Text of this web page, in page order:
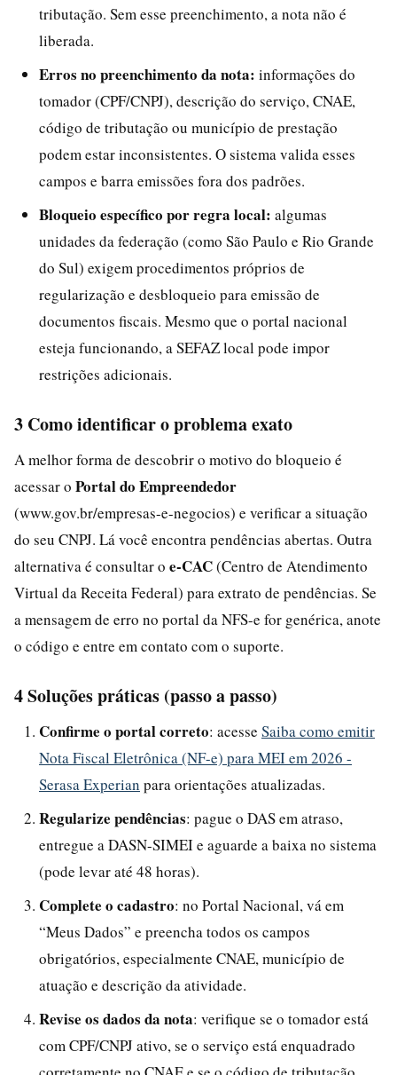
tributação. Sem esse preenchimento, a nota não é
liberada.
Erros no preenchimento da nota: informações do
tomador (CPF/CNPJ), descrição do serviço, CNAE,
código de tributação ou município de prestação
podem estar inconsistentes. O sistema valida esses
campos e barra emissões fora dos padrões.
Bloqueio específico por regra local: algumas
unidades da federação (como São Paulo e Rio Grande
do Sul) exigem procedimentos próprios de
regularização e desbloqueio para emissão de
documentos fiscais. Mesmo que o portal nacional
esteja funcionando, a SEFAZ local pode impor
restrições adicionais.
3 Como identificar o problema exato
A melhor forma de descobrir o motivo do bloqueio é
acessar o Portal do Empreendedor
(www.gov.br/empresas-e-negocios) e verificar a situação
do seu CNPJ. Lá você encontra pendências abertas. Outra
alternativa é consultar o e-CAC(Centro de Atendimento
Virtual da Receita Federal) para extrato de pendências. Se
a mensagem de erro no portal da NFS-e for genérica, anote
o código e entre em contato com o suporte.
4 Soluções práticas (passo a passo)
Confirme o portal correto: acesse Saiba como emitir
Nota Fiscal Eletrônica (NF-e) para MEI em 2026 -
Serasa Experian para orientações atualizadas.
Regularize pendências: pague o DAS em atraso,
entregue a DASN-SIMEI e aguarde a baixa no sistema
(pode levar até 48 horas).
Complete o cadastro: no Portal Nacional, vá em
“Meus Dados” e preencha todos os campos
obrigatórios, especialmente CNAE, município de
atuação e descrição da atividade.
Revise os dados da nota: verifique se o tomador está
com CPF/CNPJ ativo, se o serviço está enquadrado